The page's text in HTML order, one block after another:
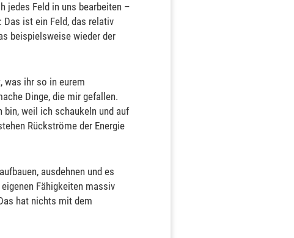
jedes Feld in uns bearbeiten –
Das ist ein Feld, das relativ
beispielsweise wieder der
was ihr so in eurem
Dinge, die mir gefallen.
weil ich schaukeln und auf
Rückströme der Energie
ausdehnen und es
Fähigkeiten massiv
hat nichts mit dem